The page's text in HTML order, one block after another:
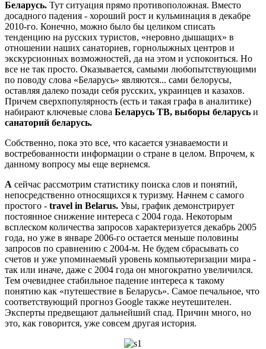
Беларусь. Тут ситуация прямо противоположная. Вместо
досадного падения - хороший рост и кульми­нация в декабре
2010-го. Конечно, можно было бы целиком списать
тенденцию на русских тури­стов, «неровно дышащих» в
отношении наших санаториев, горнолыжных центров и
экскурси­онных возможностей, да на этом и успокоиться. Но
все не так просто. Оказывается, самыми лю­бопытствующими
по поводу слова «Беларусь» являются... сами белорусы,
оставляя далеко по­зади себя русских, украинцев и казахов.
Причем сверхпопулярность (есть и такая графа в анали­тике)
набирают ключевые слова Беларусь ТВ, выборы беларусь и
санаторий беларусь.
Собственно, пока это все, что ка­сается узнаваемости и
востребован­ности информации о стране в целом. Впрочем, к
данному вопросу мы еще вернемся.
А сейчас рассмотрим статистику поиска слов и понятий,
непо­средственно относящихся к туризму. Начнем с самого
простого - travel in Belarus. Увы, график демонстриру­ет
постоянное снижение интереса с 2004 года. Некоторым
всплеском ко­личества запросов характеризуется декабрь 2005
года, но уже в январе 2006-го остается меньше полови­ны
запросов по сравнению с 2004-м. Не будем сбрасывать со
счетов и уже упоминаемый уровень компьютери­зации мира -
так или иначе, даже с 2004 года он многократно увеличил­ся.
Тем очевиднее стабильное паде­ние интереса к такому
понятию как «путешествие в Беларусь». Самое пе­чальное, что
соответствующий про­гноз Google также неутешителен.
Эксперты предвещают дальнейший спад. Причин много, но
это, как го­ворится, уже совсем другая история.